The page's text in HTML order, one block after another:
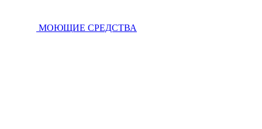
МОЮЩИЕ СРЕДСТВА